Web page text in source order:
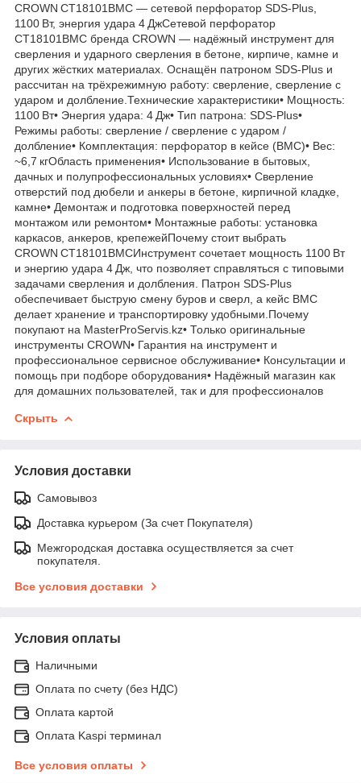
CROWN CT18101BMC — сетевой перфоратор SDS‑Plus,
1100 Вт, энергия удара 4 ДжСетевой перфоратор
CT18101BMC бренда CROWN — надёжный инструмент для
сверления и ударного сверления в бетоне, кирпиче, камне и
других жёстких материалах. Оснащён патроном SDS‑Plus и
рассчитан на трёхрежимную работу: сверление, сверление с
ударом и долбление.Технические характеристики• Мощность:
1100 Вт• Энергия удара: 4 Дж• Тип патрона: SDS‑Plus•
Режимы работы: сверление / сверление с ударом /
долбление• Комплектация: перфоратор в кейсе (BMC)• Вес:
~6,7 кгОбласть применения• Использование в бытовых,
дачных и полупрофессиональных условиях• Сверление
отверстий под дюбели и анкеры в бетоне, кирпичной кладке,
камне• Демонтаж и подготовка поверхностей перед
монтажом или ремонтом• Монтажные работы: установка
каркасов, анкеров, крепежейПочему стоит выбрать
CROWN CT18101BMCИнструмент сочетает мощность 1100 Вт
и энергию удара 4 Дж, что позволяет справляться с типовыми
задачами сверления и долбления. Патрон SDS‑Plus
обеспечивает быструю смену буров и сверл, а кейс BMC
делает хранение и транспортировку удобными.Почему
покупают на MasterProServis.kz• Только оригинальные
инструменты CROWN• Гарантия на инструмент и
профессиональное сервисное обслуживание• Консультации и
помощь при подборе оборудования• Надёжный магазин как
для домашних пользователей, так и для профессионалов
Скрыть
Условия доставки
Самовывоз
Доставка курьером (За счет Покупателя)
Межгородская доставка осуществляется за счет
покупателя.
Все условия доставки
Условия оплаты
Наличными
Оплата по счету (без НДС)
Оплата картой
Оплата Kaspi терминал
Все условия оплаты